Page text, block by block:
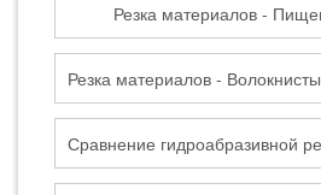
Резка материалов -